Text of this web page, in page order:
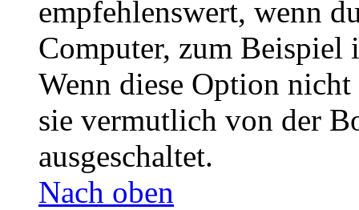
empfehlenswert, wenn
Computer, zum Beispiel
Wenn diese Option
sie vermutlich von der
ausgeschaltet.
Nach oben